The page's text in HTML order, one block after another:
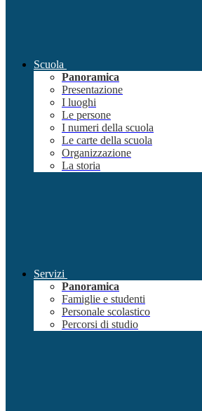
Scuola
Panoramica
Presentazione
I luoghi
Le persone
I numeri della scuola
Le carte della scuola
Organizzazione
La storia
Servizi
Panoramica
Famiglie e studenti
Personale scolastico
Percorsi di studio